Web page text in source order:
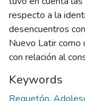
respecto a la
desencuentros
Nuevo Latir como
con relación al
Keywords